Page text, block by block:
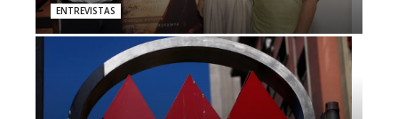
ENTREVISTAS